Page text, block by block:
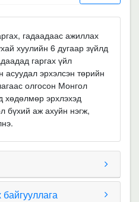
гадаадаас ажиллах
хуулийн 6 дугаар зүйлд
гаргах үйл
эрхэлсэн төрийн
олгосон Монгол
хөдөлмөр эрхлэхэд
бүхий аж ахуйн нэгж,